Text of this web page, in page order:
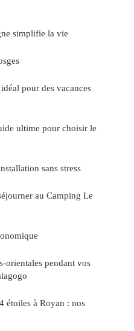
simplifie la vie
pour des vacances
ultime pour choisir le
sans stress
au Camping Le
orientales pendant vos
étoiles à Royan : nos